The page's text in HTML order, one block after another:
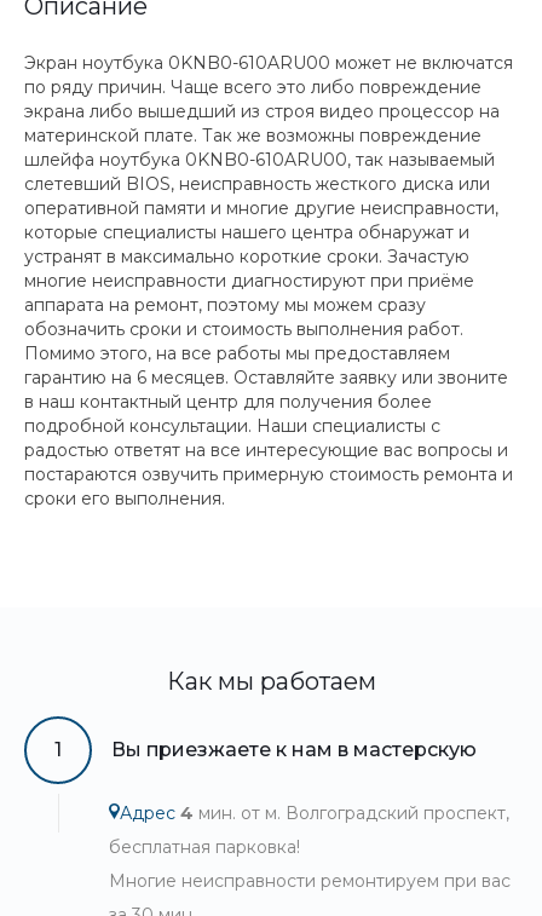
Описание
Экран ноутбука 0KNB0-610ARU00 может не включатся
по ряду причин. Чаще всего это либо повреждение
экрана либо вышедший из строя видео процессор на
материнской плате. Так же возможны повреждение
шлейфа ноутбука 0KNB0-610ARU00, так называемый
слетевший BIOS, неисправность жесткого диска или
оперативной памяти и многие другие неисправности,
которые специалисты нашего центра обнаружат и
устранят в максимально короткие сроки. Зачастую
многие неисправности диагностируют при приёме
аппарата на ремонт, поэтому мы можем сразу
обозначить сроки и стоимость выполнения работ.
Помимо этого, на все работы мы предоставляем
гарантию на 6 месяцев. Оставляйте заявку или звоните
в наш контактный центр для получения более
подробной консультации. Наши специалисты с
радостью ответят на все интересующие вас вопросы и
постараются озвучить примерную стоимость ремонта и
сроки его выполнения.
Как мы работаем
1 Вы приезжаете к нам в мастерскую
Адрес 4 мин. от м. Волгоградский проспект,
бесплатная парковка!
Многие неисправности ремонтируем при вас